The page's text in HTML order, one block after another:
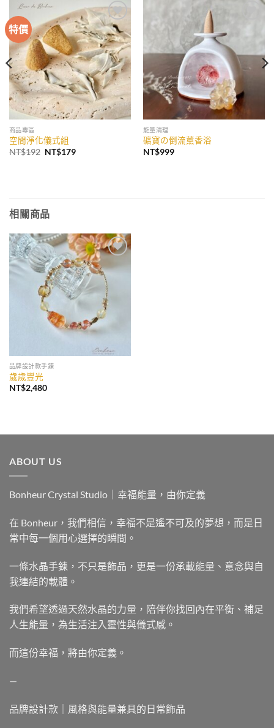
特價
加入
收藏
商品專區
空間淨化儀式組
NT$192 原
NT$179目
收藏
能量清理
礦寶の倒流薰香浴
NT$999
相關商品
收藏
品牌設計款手鍊
歲歲豐光
NT$2,480
ABOUT US
Bonheur Crystal Studio｜幸福能量，由你定義
在 Bonheur，我們相信，幸福不是遙不可及的夢想，而是日
常中每一個用心選擇的瞬間。
一條水晶手鍊，不只是飾品，更是一份承載能量、意念與自
我連結的載體。
我們希望透過天然水晶的力量，陪伴你找回內在平衡、補足
人生能量，為生活注入靈性與儀式感。
而這份幸福，將由你定義。
—
品牌設計款｜風格與能量兼具的日常飾品